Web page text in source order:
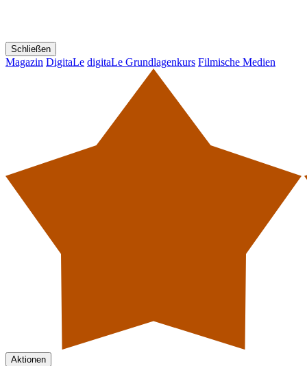
Schließen
Magazin DigitaLe digitaLe Grundlagenkurs Filmische Medien
Aktionen